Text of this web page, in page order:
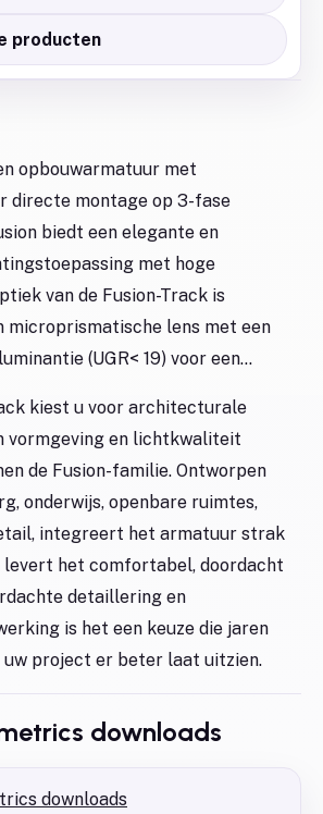
producten
opbouwarmatuur met
directe montage op 3-fase
biedt een elegante en
met hoge
van de Fusion-Track is
microprismatische lens met een
(UGR< 19) voor een...
kiest u voor architecturale
vormgeving en lichtkwaliteit
de Fusion-familie. Ontworpen
onderwijs, openbare ruimtes,
integreert het armatuur strak
levert het comfortabel, doordacht
detaillering en
is het een keuze die jaren
uw project er beter laat uitzien.
downloads
downloads